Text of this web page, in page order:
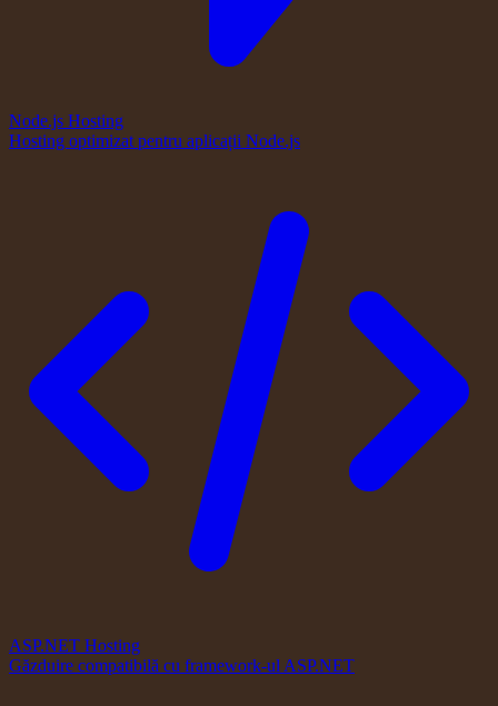
Node.js Hosting
Hosting optimizat pentru aplicații Node.js
ASP.NET Hosting
Găzduire compatibilă cu framework-ul ASP.NET